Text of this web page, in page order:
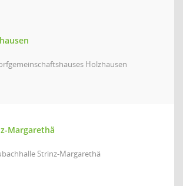
Holzhausen
Margarethä
Strinz-Margarethä